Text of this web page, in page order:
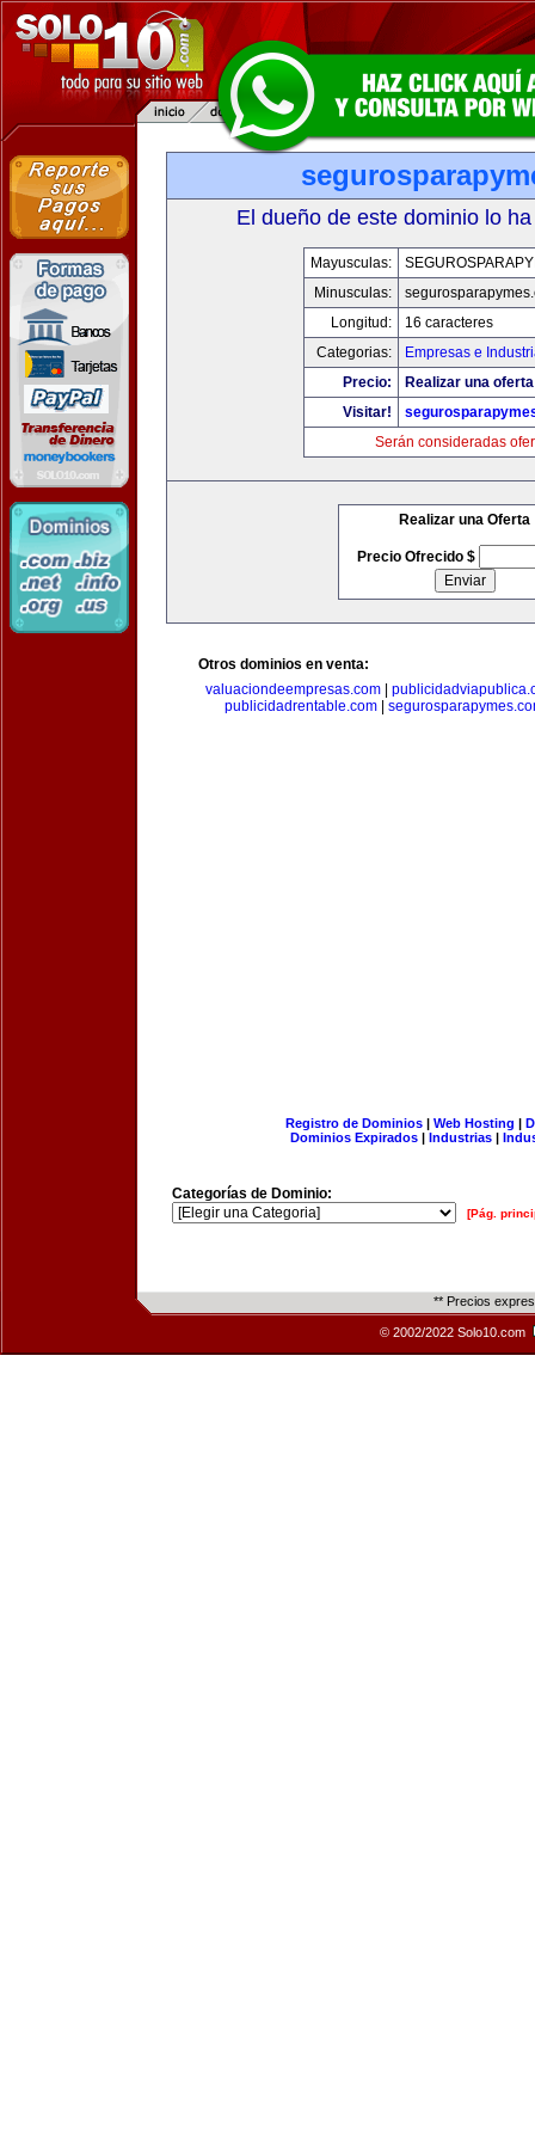
El dueño de este dominio lo
Mayusculas:
Minusculas:
Longitud:
16 caracteres
Categorias:
Empresas e
Precio:
Realizar una
Visitar!
Serán consideradas
Realizar una Oferta
Precio Ofrecido $
Otros dominios en venta:
valuaciondeempresas.com|
publicidadrentable.com
Registro de Dominios| Web Hosting |
Dominios Expirados | Industrias |
Categorías de Dominio:
[Pág.
** Precios
© 2002/2022 Solo10.com